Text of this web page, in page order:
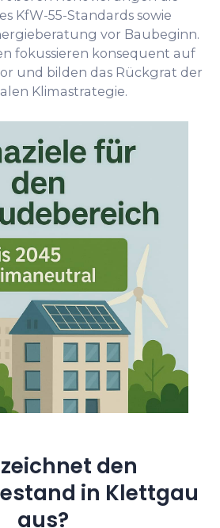
KfW-55-Standards sowie
vor Baubeginn.
fokussieren konsequent auf
und bilden das Rückgrat der
Klimastrategie.
den
in Klettgau
aus?